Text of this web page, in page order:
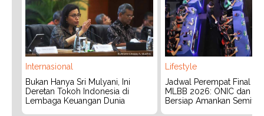
Internasional
Bukan Hanya Sri Mulyani, Ini
Deretan Tokoh Indonesia di
Lembaga Keuangan Dunia
Lifestyle
Jadwal Perempat Final
MLBB 2026: ONIC dan
Bersiap Amankan